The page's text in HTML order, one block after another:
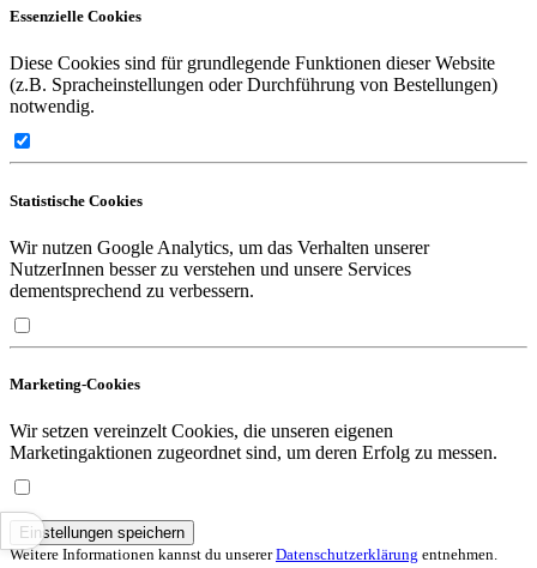
Essenzielle Cookies
Diese Cookies sind für grundlegende Funktionen dieser Website
(z.B. Spracheinstellungen oder Durchführung von Bestellungen)
notwendig.
Statistische Cookies
Wir nutzen Google Analytics, um das Verhalten unserer
NutzerInnen besser zu verstehen und unsere Services
dementsprechend zu verbessern.
Marketing-Cookies
Wir setzen vereinzelt Cookies, die unseren eigenen
Marketingaktionen zugeordnet sind, um deren Erfolg zu messen.
Einstellungen speichern
Weitere Informationen kannst du unsererDatenschutzerklärung entnehmen.